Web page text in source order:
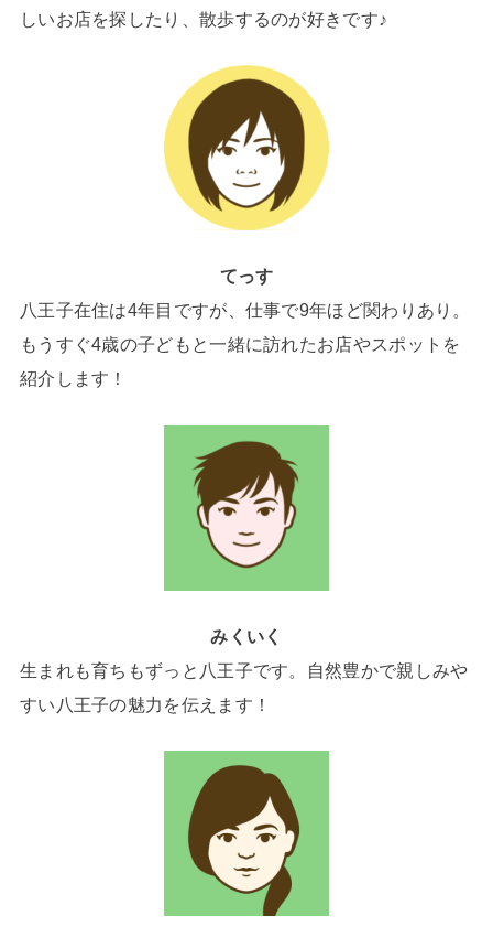
しいお店を探したり、散歩するのが好きです♪
てっす
八王子在住は4年目ですが、仕事で9年ほど関わりあり。
もうすぐ4歳の子どもと一緒に訪れたお店やスポットを
紹介します！
みくいく
生まれも育ちもずっと八王子です。自然豊かで親しみや
すい八王子の魅力を伝えます！